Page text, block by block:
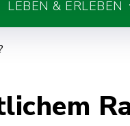
LEBEN & ERLEBEN